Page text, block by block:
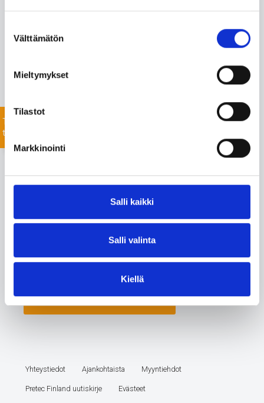
valinta
Välttämätön
Mieltymykset
Tilastot
Markkinointi
Salli kaikki
Salli valinta
Kiellä
projektiisi sopivat tuotteet nopealla toimitusajalla. Myös
listaamattomien tuotteiden toimitus onnistuu mittavan
Jätä yhteydenottopyyntö helposti tässä, niin
Tiedustele
tuotteista
Yhteystiedot Ajankohtaista Myyntiehdot
Pretec Finland uutiskirje Evästeet